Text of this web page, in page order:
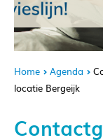
Home Agenda
locatie Bergeijk